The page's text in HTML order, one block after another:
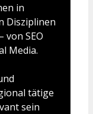
in
Disziplinen
von SEO
Media.
tätige
sein